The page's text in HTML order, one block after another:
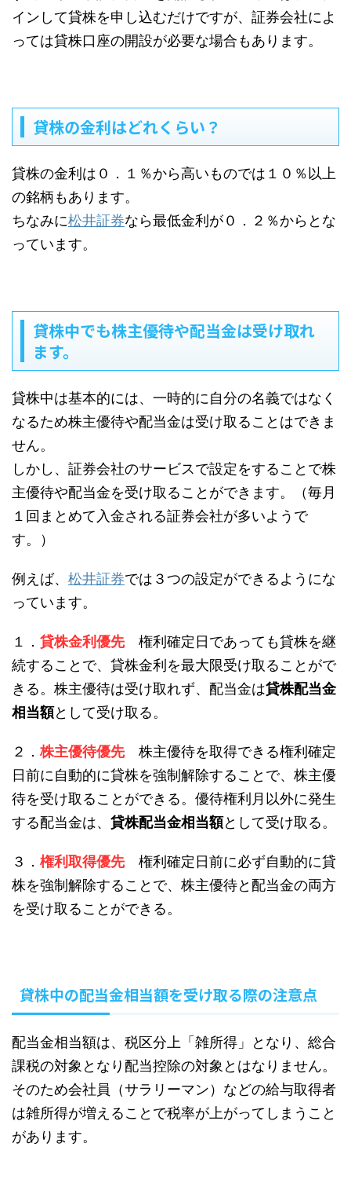
インして貸株を申し込むだけですが、証券会社によ
っては貸株口座の開設が必要な場合もあります。
貸株の金利はどれくらい？
貸株の金利は０．１％から高いものでは１０％以上
の銘柄もあります。
ちなみに松井証券なら最低金利が０．２％からとな
っています。
貸株中でも株主優待や配当金は受け取れ
ます。
貸株中は基本的には、 一時的に自分の名義ではなく
なるため株主優待や配当金は受け取ることはできま
せん。
しかし、証券会社のサービスで設定をすることで株
主優待や配当金を受け取ることができます。（毎月
１回まとめて入金される証券会社が多いようで
す。）
例えば、 松井証券では３つの設定ができるようにな
っています。
１． 貸株金利優先権利確定日であっても貸株を継
続することで、貸株金利を最大限受け取ることがで
きる。株主優待は受け取れず、配当金は貸株配当金
相当額として受け取る。
２．株主優待優先株主優待を取得できる権利確定
日前に自動的に貸株を強制解除することで、株主優
待を受け取ることができる。優待権利月以外に発生
する配当金は、 貸株配当金相当額として受け取る。
３． 権利取得優先
権利確定日前に必ず自動的に貸
株を強制解除することで、株主優待と配当金の両方
を受け取ることができる。
貸株中の配当金相当額を受け取る際の注意点
配当金相当額は、税区分上「雑所得」となり、総合
課税の対象となり配当控除の対象とはなりません。
そのため会社員（サラリーマン）などの給与取得者
は雑所得が増えることで税率が上がってしまうこと
があります。